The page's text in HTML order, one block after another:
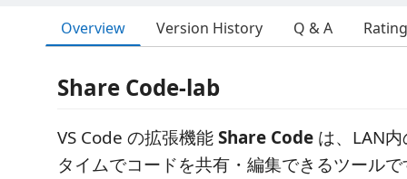
Overview Version History Q & A
Share Code-lab
VS Code の拡張機能Share Code は、LAN
タイムでコードを共有・編集できるツール